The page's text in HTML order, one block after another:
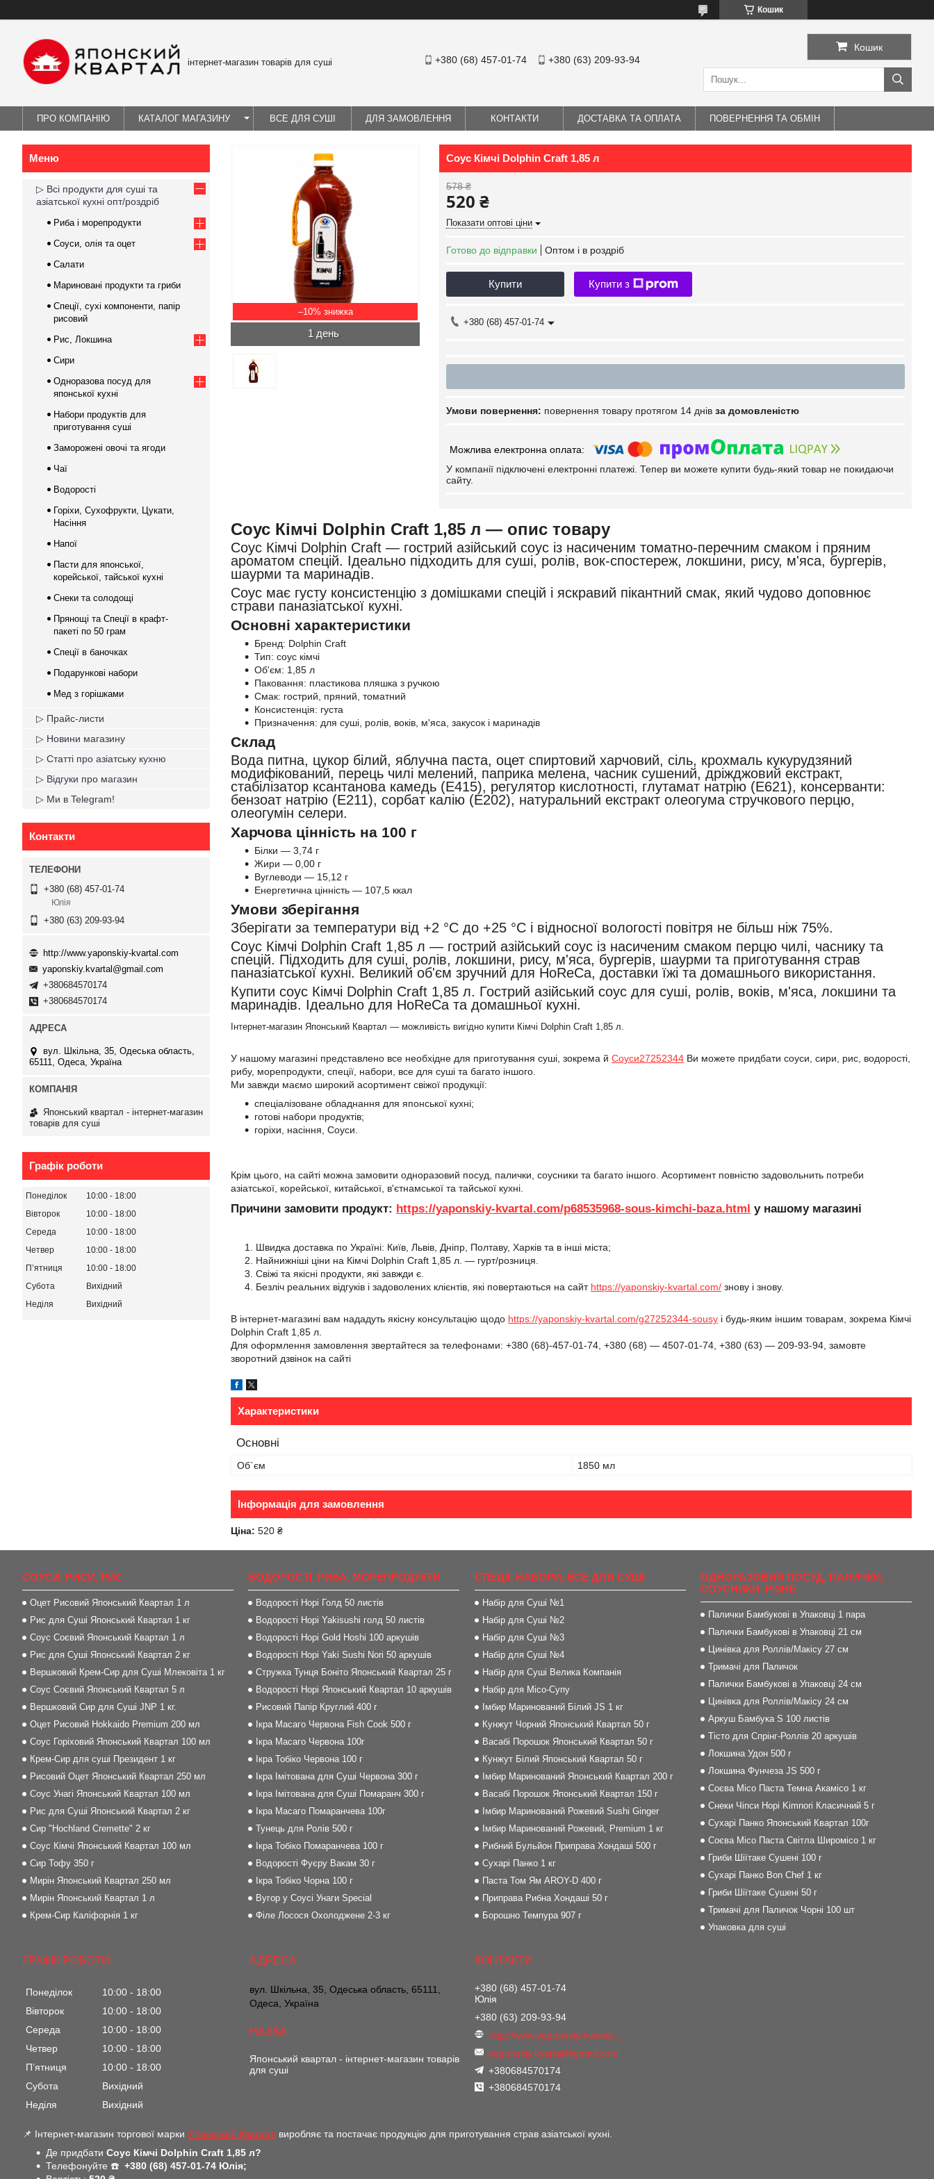
Кошик
інтернет-магазин товарів для суші +380 (68) 457-01-74 +380 (63) 209-93-94
Кошик
ПРО КОМПАНІЮ КАТАЛОГ МАГАЗИНУ ВСЕ ДЛЯ СУШІ ДЛЯ ЗАМОВЛЕННЯ КОНТАКТИ ДОСТАВКА ТА ОПЛАТА ПОВЕРНЕННЯ ТА ОБМІН
–10%
1 день
Соус Кімчі Dolphin Craft 1,85 л
578 ₴
520 ₴
Показати оптові ціни
Готово до відправки Оптом і в роздріб
Купити Купити з
+380 (68) 457-01-74
повернення товару протягом 14 днів за домовленістю
У компанії підключені електронні платежі. Тепер ви можете купити будь-який товар не покидаючи
сайту.
Соус Кімчі Dolphin Craft 1,85 л — опис товару
Соус Кімчі Dolphin Craft — гострий азійський соус із насиченим томатно-перечним смаком і пряним
ароматом спецій. Ідеально підходить для суші, ролів, вок-спостереж, локшини, рису, м'яса, бургерів,
шаурми та маринадів.
Соус має густу консистенцію з домішками спецій і яскравий пікантний смак, який чудово доповнює
страви паназіатської кухні.
Основні характеристики
Бренд: Dolphin Craft
Тип: соус кімчі
Об'єм: 1,85 л
Паковання: пластикова пляшка з ручкою
Смак: гострий, пряний, томатний
Консистенція: густа
Призначення: для суші, ролів, воків, м'яса, закусок і маринадів
Склад
Вода питна, цукор білий, яблучна паста, оцет спиртовий харчовий, сіль, крохмаль кукурудзяний
модифікований, перець чилі мелений, паприка мелена, часник сушений, дріжджовий екстракт,
стабілізатор ксантанова камедь (E415), регулятор кислотності, глутамат натрію (E621), консерванти:
бензоат натрію (E211), сорбат калію (E202), натуральний екстракт олеогума стручкового перцю,
олеогумін селери.
Харчова цінність на 100 г
Білки — 3,74 г
Жири — 0,00 г
Вуглеводи — 15,12 г
Енергетична цінність — 107,5 ккал
Умови зберігання
Зберігати за температури від +2 °C до +25 °C і відносної вологості повітря не більш ніж 75%.
Соус Кімчі Dolphin Craft 1,85 л — гострий азійський соус із насиченим смаком перцю чилі, часнику та
спецій. Підходить для суші, ролів, локшини, рису, м'яса, бургерів, шаурми та приготування страв
паназіатської кухні. Великий об'єм зручний для HoReCa, доставки їжі та домашнього використання.
Купити соус Кімчі Dolphin Craft 1,85 л. Гострий азійський соус для суші, ролів, воків, м'яса, локшини та
маринадів. Ідеально для HoReCa та домашньої кухні.
Інтернет-магазин Японський Квартал — можливість вигідно купити Кімчі Dolphin Craft 1,85 л.
У нашому магазині представлено все необхідне для приготування суші, зокрема й Соуси27252344 Ви можете придбати соуси, сири, рис, водорості,
рибу, морепродукти, спеції, набори, все для суші та багато іншого.
Ми завжди маємо широкий асортимент свіжої продукції:
спеціалізоване обладнання для японської кухні;
готові набори продуктів;
горіхи, насіння, Соуси.
Крім цього, на сайті можна замовити одноразовий посуд, палички, соусники та багато іншого. Асортимент повністю задовольнить потреби
азіатської, корейської, китайської, в'єтнамської та тайської кухні.
Причини замовити продукт: https://yaponskiy-kvartal.com/p68535968-sous-kimchi-baza.html у нашому магазині
Швидка доставка по Україні: Київ, Львів, Дніпр, Полтаву, Харків та в інші міста;
Найнижніші ціни на Кімчі Dolphin Craft 1,85 л. — гурт/розниця.
Свіжі та якісні продукти, які завжди є.
Безліч реальних відгуків і задоволених клієнтів, які повертаються на сайт https://yaponskiy-kvartal.com/ знову і знову.
В інтернет-магазині вам нададуть якісну консультацію щодо https://yaponskiy-kvartal.com/g27252344-sousy і будь-яким іншим товарам, зокрема Кімчі
Dolphin Craft 1,85 л.
Для оформлення замовлення звертайтеся за телефонами: +380 (68)-457-01-74, +380 (68) — 4507-01-74, +380 (63) — 209-93-94, замовте
зворотний дзвінок на сайті
Характеристики
Основні
Об`єм 1850 мл
Інформація для замовлення
Ціна: 520 ₴
▷ Всі продукти для суші та
азіатської кухні опт/роздріб
Риба і морепродукти
Соуси, олія та оцет
Салати
Мариновані продукти та гриби
Спеції, сухі компоненти, папір
рисовий
Рис, Локшина
Сири
Одноразова посуд для
японської кухні
Набори продуктів для
приготування суші
Заморожені овочі та ягоди
Чаї
Водорості
Горіхи, Сухофрукти, Цукати,
Насіння
Напої
Пасти для японської,
корейської, тайської кухні
Снеки та солодощі
Прянощі та Спеції в крафт-
пакеті по 50 грам
Спеції в баночках
Подарункові набори
Мед з горішками
▷ Прайс-листи
▷ Новини магазину
▷ Статті про азіатську кухню
▷ Відгуки про магазин
▷ Ми в Telegram!
Контакти
+380 (68) 457-01-74
Юлія
+380 (63) 209-93-94
http://www.yaponskiy-kvartal.com
yaponskiy.kvartal@gmail.com
+380684570174
+380684570174
вул. Шкільна, 35, Одеська область,
65111, Одеса, Україна
Японський квартал - інтернет-магазин
товарів для суші
Графік роботи
Понеділок 10:00
18:00
Вівторок
10:00
18:00
Середа
10:00
18:00
Четвер
10:00
18:00
Пʼятниця
10:00
18:00
Субота
Вихідний
Неділя
Вихідний
СОУСИ, РИСИ, РИС
Оцет Рисовий Японський Квартал 1 л
Рис для Суші Японський Квартал 1 кг
Соус Соєвий Японський Квартал 1 л
Рис для Суші Японський Квартал 2 кг
Вершковий Крем-Сир для Суші Млековіта 1 кг
Соус Соєвий Японський Квартал 5 л
Вершковий Сир для Суші JNP 1 кг.
Оцет Рисовий Hokkaido Premium 200 мл
Соус Горіховий Японський Квартал 100 мл
Крем-Сир для суші Президент 1 кг
Рисовий Оцет Японський Квартал 250 мл
Соус Унагі Японський Квартал 100 мл
Рис для Суші Японський Квартал 2 кг
Сир "Hochland Cremette" 2 кг
Соус Кімчі Японський Квартал 100 мл
Сир Тофу 350 г
Мирін Японський Квартал 250 мл
Мирін Японський Квартал 1 л
Крем-Сир Каліфорнія 1 кг
ВОДОРОСТІ, РИБА, МОРЕПРОДУКТИ
Водорості Норі Голд 50 листів
Водорості Норі Yakisushi голд 50 листів
Водорості Норі Gold Hoshi 100 аркушів
Водорості Норі Yaki Sushi Nori 50 аркушів
Стружка Тунця Боніто Японський Квартал 25 г
Водорості Норі Японський Квартал 10 аркушів
Рисовий Папір Круглий 400 г
Ікра Масаго Червона Fish Cook 500 г
Ікра Масаго Червона 100г
Ікра Тобіко Червона 100 г
Ікра Імітована для Суші Червона 300 г
Ікра Імітована для Суші Помаранч 300 г
Ікра Масаго Помаранчева 100г
Тунець для Ролів 500 г
Ікра Тобіко Помаранчева 100 г
Водорості Фуєру Вакам 30 г
Ікра Тобіко Чорна 100 г
Вугор у Соусі Унаги Special
Філе Лосося Охолоджене 2-3 кг
СПЕЦІЇ, НАБОРИ, ВСЕ ДЛЯ СУШІ
Набір для Суші №1
Набір для Суші №2
Набір для Суші №3
Набір для Суші №4
Набір для Суші Велика Компанія
Набір для Місо-Супу
Імбир Маринований Білий JS 1 кг
Кунжут Чорний Японський Квартал 50 г
Васабі Порошок Японський Квартал 50 г
Кунжут Білий Японський Квартал 50 г
Імбир Маринований Японський Квартал 200 г
Васабі Порошок Японський Квартал 150 г
Імбир Маринований Рожевий Sushi Ginger
Імбир Маринований Рожевий, Premium 1 кг
Рибний Бульйон Приправа Хондаші 500 г
Сухарі Панко 1 кг
Паста Том Ям AROY-D 400 г
Приправа Рибна Хондаші 50 г
Борошно Темпура 907 г
ОДНОРАЗОВИЙ ПОСУД, ПАЛИЧКИ,
СОУСНИКИ, РІЗНЕ
Палички Бамбукові в Упаковці 1 пара
Палички Бамбукові в Упаковці 21 см
Цинівка для Роллів/Макісу 27 см
Тримачі для Паличок
Палички Бамбукові в Упаковці 24 см
Цинівка для Роллів/Макісу 24 см
Аркуш Бамбука S 100 листів
Тісто для Спрінг-Роллів 20 аркушів
Локшина Удон 500 г
Локшина Фунчеза JS 500 г
Соєва Місо Паста Темна Акамісо 1 кг
Снеки Чіпси Норі Kimnori Класичний 5 г
Сухарі Панко Японський Квартал 100г
Соєва Місо Паста Світла Широмісо 1 кг
Гриби Шіїтаке Сушені 100 г
Сухарі Панко Bon Сhef 1 кг
Гриби Шіїтаке Сушені 50 г
Тримачі для Паличок Чорні 100 шт
Упаковка для суші
ГРАФІК РОБОТИ
Понеділок 10:00
18:00
Вівторок
10:00
18:00
Середа
10:00
18:00
Четвер
10:00
18:00
Пʼятниця
10:00
18:00
Субота
Вихідний
Неділя
Вихідний
вул. Шкільна, 35, Одеська область, 65111,
Одеса, Україна
Японський квартал - інтернет-магазин товарів
для суші
+380 (68) 457-01-74
Юлія
+380 (63) 209-93-94
yaponskiy.kvartal@gmail.com
+380684570174
+380684570174
📌 Інтернет-магазин торгової марки Японський Квартал виробляє та постачає продукцію для приготування страв азіатської кухні.
Де придбати Соус Кімчі Dolphin Craft 1,85 л?
Телефонуйте ☎️ +380 (68) 457-01-74 Юлія;